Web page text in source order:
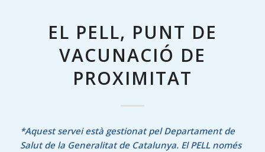
EL PELL, PUNT DE
VACUNACIÓ DE
PROXIMITAT
*Aquest servei està gestionat pel Departament de
Salut de la Generalitat de Catalunya. El PELL només